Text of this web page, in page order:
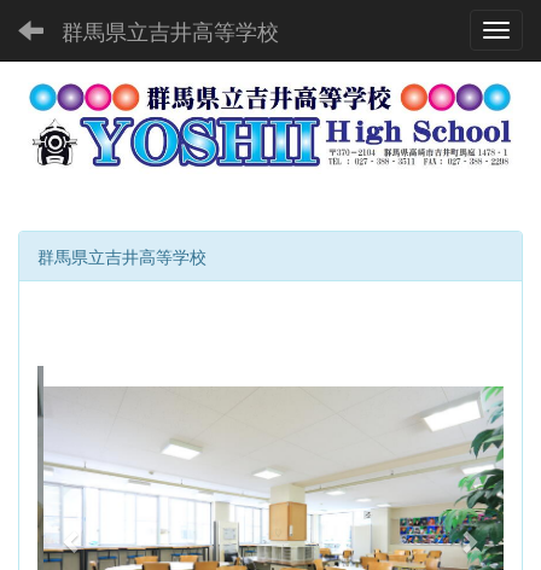
群馬県立吉井高等学校
群馬県立吉井高等学校
e
o
u
s
x
t